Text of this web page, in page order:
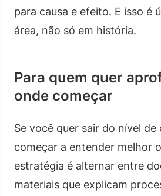
para causa e efeito. E isso é
área, não só em história.
Para quem quer
onde começar
Se você quer sair do nível de
começar a entender melhor
estratégia é alternar entre
materiais que explicam